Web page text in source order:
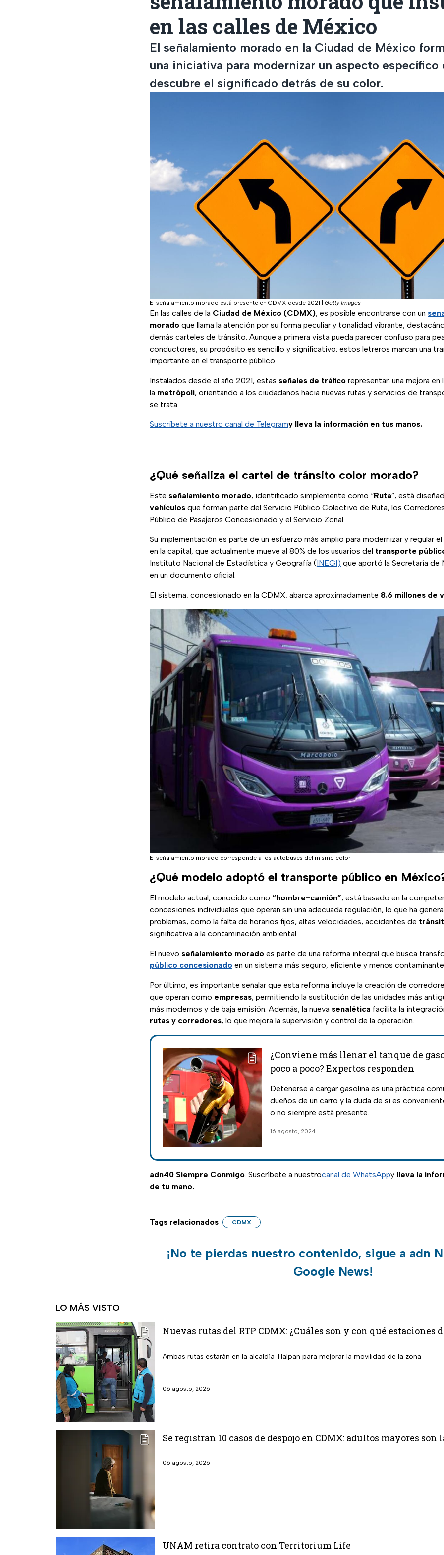
en las calles de México
El señalamiento morado en la Ciudad de México
una iniciativa para modernizar un aspecto
descubre el significado detrás de su color.
El señalamiento morado está presente en CDMX desde 2021 Getty Images
En las calles de la Ciudad de México (CDMX), es posible encontrarse con un
morado que llama la atención por su forma peculiar y tonalidad vibrante,
demás carteles de tránsito. Aunque a primera vista pueda parecer confuso para
conductores, su propósito es sencillo y significativo: estos letreros marcan una
importante en el transporte público.
Instalados desde el año 2021, estas señales de tráfico representan una mejora
la metrópoli, orientando a los ciudadanos hacia nuevas rutas y servicios de
se trata.
Suscríbete a nuestro canal de Telegramy lleva la información en tus manos.
¿Qué señaliza el cartel de tránsito color morado?
Este señalamiento morado, identificado simplemente como “Ruta”, está
vehículos que forman parte del Servicio Público Colectivo de Ruta, los
Público de Pasajeros Concesionado y el Servicio Zonal.
Su implementación es parte de un esfuerzo más amplio para modernizar y regular
en la capital, que actualmente mueve al 80% de los usuarios del transporte
Instituto Nacional de Estadística y Geografía (INEGI) que aportó la Secretaría de
en un documento oficial.
El sistema, concesionado en la CDMX, abarca aproximadamente 8.6 millones de
El señalamiento morado corresponde a los autobuses del mismo color
¿Qué modelo adoptó el transporte público en
El modelo actual, conocido como “hombre-camión”, está basado en la
concesiones individuales que operan sin una adecuada regulación, lo que ha
problemas, como la falta de horarios fijos, altas velocidades, accidentes de
significativa a la contaminación ambiental.
El nuevo señalamiento morado es parte de una reforma integral que busca
público concesionado en un sistema más seguro, eficiente y menos
Por último, es importante señalar que esta reforma incluye la creación de
que operan como empresas, permitiendo la sustitución de las unidades más
más modernos y de baja emisión. Además, la nueva señalética facilita la
rutas y corredores, lo que mejora la supervisión y control de la operación.
¿Conviene más llenar el tanque de
poco a poco? Expertos responden
Detenerse a cargar gasolina es una práctica
dueños de un carro y la duda de si es
o no siempre está presente.
16 agosto, 2024
adn40 Siempre Conmigo. Suscríbete a nuestrocanal de WhatsAppy lleva la
de tu mano.
Tags relacionados CDMX
¡No te pierdas nuestro contenido, sigue a adn
Google News!
LO MÁS VISTO
Nuevas rutas del RTP CDMX: ¿Cuáles son y con qué estaciones
Ambas rutas estarán en la alcaldía Tlalpan para mejorar la movilidad de la zona
06 agosto, 2026
Se registran 10 casos de despojo en CDMX: adultos mayores
06 agosto, 2026
UNAM retira contrato con Territorium Life